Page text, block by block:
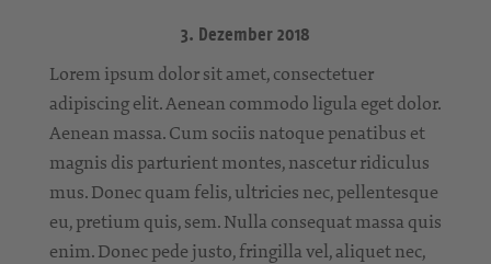
3. Dezember 2018
Lorem ipsum dolor sit amet, consectetuer
adipiscing elit. Aenean commodo ligula eget dolor.
Aenean massa. Cum sociis natoque penatibus et
magnis dis parturient montes, nascetur ridiculus
mus. Donec quam felis, ultricies nec, pellentesque
eu, pretium quis, sem. Nulla consequat massa quis
enim. Donec pede justo, fringilla vel, aliquet nec,